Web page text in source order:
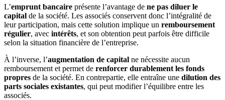
L’emprunt bancaire présente l’avantage de ne pas diluer le
capital de la société. Les associés conservent donc l’intégralité de
leur participation, mais cette solution implique un remboursement
régulier, avec intérêts, et son obtention peut parfois être difficile
selon la situation financière de l’entreprise.
À l’inverse, l’augmentation de capital ne nécessite aucun
remboursement et permet de renforcer durablement les fonds
propres de la société. En contrepartie, elle entraîne une dilution des
parts sociales existantes, qui peut modifier l’équilibre entre les
associés.